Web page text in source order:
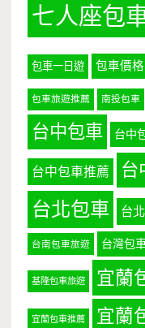
七人座包
包車一日遊 包車價格
包車旅遊推薦 南投包車
台中包車 台中
台中包車推薦 台
台北包車 台
台南包車旅遊 台灣包車
基隆包車旅遊 宜蘭
宜蘭包車推薦 宜蘭